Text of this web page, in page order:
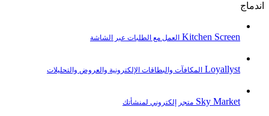
اندماج
Kitchen Screen العمل مع الطلبات عبر الشاشة
Loyallyst المكافآت والبطاقات الإلكترونية والعروض والتحليلات
Sky Market متجر إلكتروني لمنشأتك